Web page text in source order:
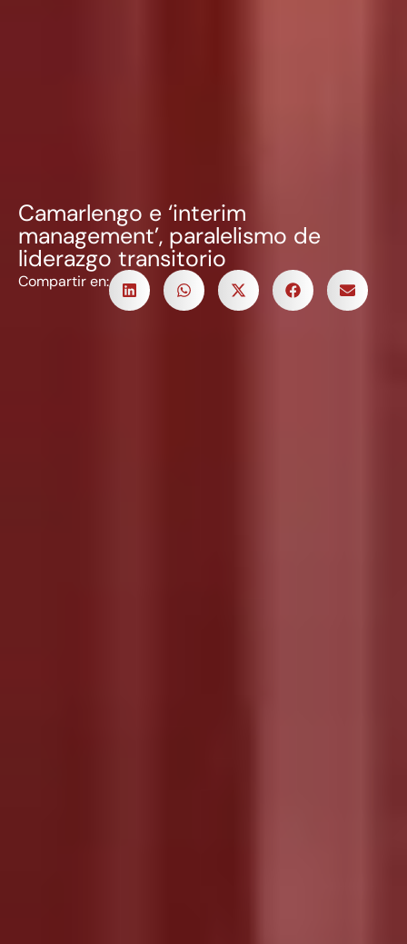
Camarlengo e ‘interim
management’, paralelismo de
liderazgo transitorio
Compartir en: